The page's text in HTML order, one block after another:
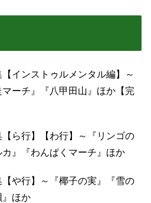
インストゥルメンタル編】～
マーチ』『八甲田山』ほか【完
ら行】【わ行】～『リンゴの
』『わんぱくマーチ』ほか
や行】～『椰子の実』『雪の
』ほか